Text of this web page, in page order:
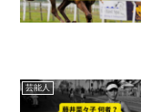
芸能人